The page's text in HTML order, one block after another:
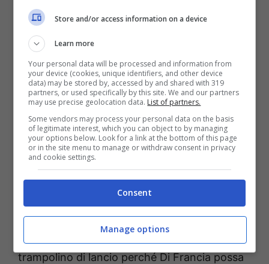
si occupa di tutte le problematiche connesse
La promozione a capo di gabinetto della
Questura di Latina potrebbe essere un’ideale
trampolino di lancio perché Di Francia possa
Store and/or access information on a device
Learn more
Your personal data will be processed and information from
your device (cookies, unique identifiers, and other device
data) may be stored by, accessed by and shared with 319
partners, or used specifically by this site. We and our partners
may use precise geolocation data. List of partners.
Some vendors may process your personal data on the basis
of legitimate interest, which you can object to by managing
your options below. Look for a link at the bottom of this page
or in the site menu to manage or withdraw consent in privacy
and cookie settings.
Consent
Manage options